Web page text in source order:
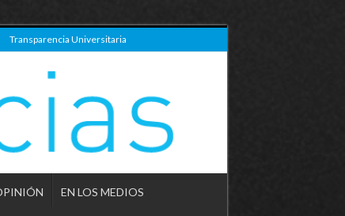
Transparencia Universitaria
EN LOS MEDIOS